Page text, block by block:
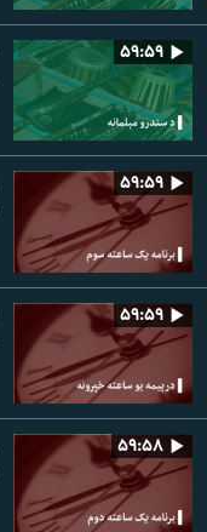
۵۹:۵۹
۵۹:۵۹
۵۹:۵۹
۵۹:۵۸